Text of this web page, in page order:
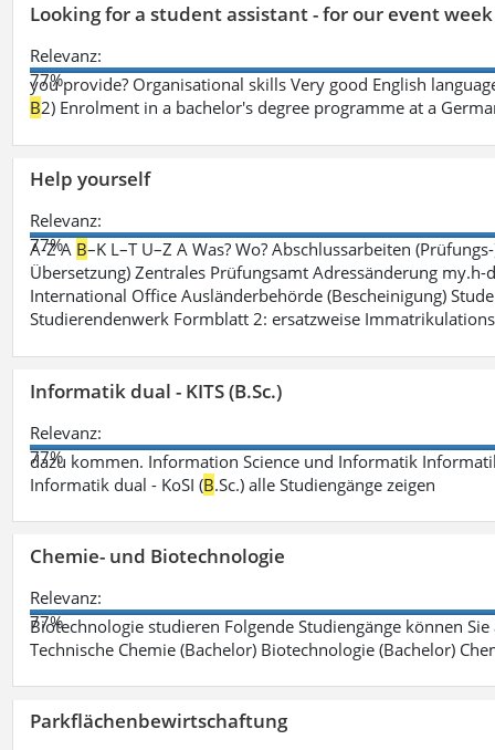
Looking for a student assistant - for our event week
Relevanz:
77%
you provide? Organisational skills Very good English
B2) Enrolment in a bachelor's degree programme at a
Help yourself
Relevanz:
77%
A-Z A B–K L–T U–Z A Was? Wo? Abschlussarbeiten
Übersetzung) Zentrales Prüfungsamt Adressänderung
International Office Ausländerbehörde (Bescheinigung)
Studierendenwerk Formblatt 2: ersatzweise
Informatik dual - KITS (B.Sc.)
Relevanz:
77%
dazu kommen. Information Science und Informatik
Informatik dual - KoSI (B.Sc.) alle Studiengänge zeigen
Chemie- und Biotechnologie
Relevanz:
77%
Biotechnologie studieren Folgende Studiengänge können
Technische Chemie (Bachelor) Biotechnologie (Bachelor)
Parkflächenbewirtschaftung